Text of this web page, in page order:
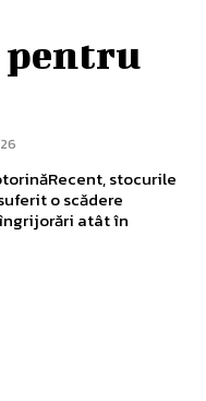
stocurile
o scădere
atât în